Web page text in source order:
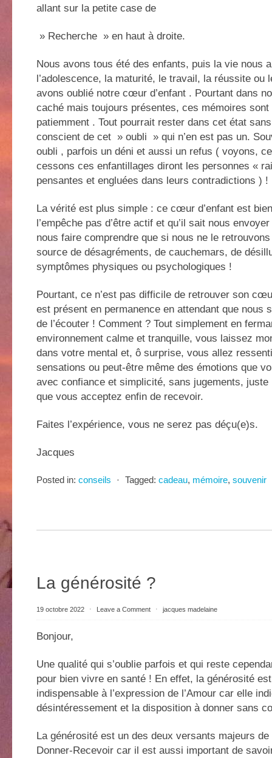
allant sur la petite case de
» Recherche » en haut à droite.
Nous avons tous été des enfants, puis la vie nous
l’adolescence, la maturité, le travail, la réussite ou
avons oublié notre cœur d’enfant . Pourtant dans
caché mais toujours présentes, ces mémoires sont
patiemment . Tout pourrait rester dans cet état
conscient de cet » oubli » qui n’en est pas un.
oubli , parfois un déni et aussi un refus ( voyons,
cessons ces enfantillages diront les personnes «
pensantes et engluées dans leurs contradictions ) !
La vérité est plus simple : ce cœur d’enfant est
l’empêche pas d’être actif et qu’il sait nous
nous faire comprendre que si nous ne le
source de désagréments, de cauchemars, de
symptômes physiques ou psychologiques !
Pourtant, ce n’est pas difficile de retrouver son
est présent en permanence en attendant que nous
de l’écouter ! Comment ? Tout simplement en
environnement calme et tranquille, vous laissez
dans votre mental et, ô surprise, vous allez
sensations ou peut-être même des émotions que
avec confiance et simplicité, sans jugements,
que vous acceptez enfin de recevoir.
Faites l’expérience, vous ne serez pas déçu(e)s.
Jacques
Posted in: conseils ⋅ Tagged: cadeau, mémoire, souvenir
La générosité ?
19 octobre 2022 ⋅ Leave a Comment ⋅ jacques madelaine
Bonjour,
Une qualité qui s’oublie parfois et qui reste
pour bien vivre en santé ! En effet, la générosité
indispensable à l’expression de l’Amour car elle
désintéressement et la disposition à donner sans
La générosité est un des deux versants majeurs de
Donner-Recevoir car il est aussi important de